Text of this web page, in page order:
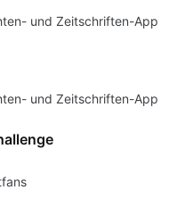
und Zeitschriften-App
und Zeitschriften-App